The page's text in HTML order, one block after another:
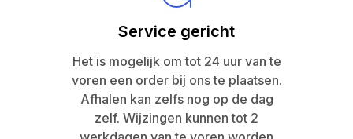
Service gericht
Het is mogelijk om tot 24 uur van te
voren een order bij ons te plaatsen.
Afhalen kan zelfs nog op de dag
zelf. Wijzingen kunnen tot 2